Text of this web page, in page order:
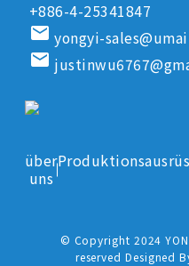
+886-4-25341847
email yongyi-
email
über
uns
© Copyright 2024
reserved Designed